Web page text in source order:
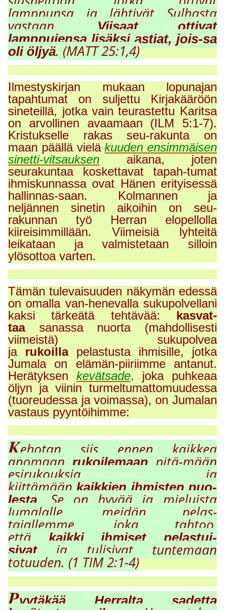
lamppunsa ja lähtivät Sulhasta
vastaan.
Viisaat ottivat
lamppujensa lisäksi astiat, jois-sa
oli öljyä. (MATT 25:1,4)
Ilmestyskirjan mukaan lopunajan
tapahtumat on suljettu Kirjakääröön
sineteillä, jotka vain teurastettu Karitsa
on arvollinen avaamaan (ILM 5:1-7).
Kristukselle rakas seu-rakunta on
maan päällä vieläkuuden ensimmäisen
sinetti-vitsauksen aikana, joten
seurakuntaa koskettavat tapah-tumat
ihmiskunnassa ovat Hänen erityisessä
hallinnas-saan. Kolmannen ja
neljännen sinetin aikoihin on seu-
rakunnan työ Herran elopellolla
kiireisimmillään. Viimeisiä lyhteitä
leikataan ja valmistetaan silloin
ylösottoa varten.
Tämän tulevaisuuden näkymän edessä
on omalla van-henevalla sukupolvellani
kaksi tärkeätä tehtävää: kasvat-
taasanassa nuorta (mahdollisesti
viimeistä) sukupolvea
ja rukoillapelastusta ihmisille, jotka
Jumala on elämän-piiriimme antanut.
Herätyksen
kevätsade, joka puhkeaa
öljyn ja viinin turmeltumattomuudessa
(tuoreudessa ja voimassa), on Jumalan
vastaus pyyntöihimme:
Kehotan siis ennen kaikkea
anomaan, rukoilemaan , pitä-mään
esirukouksia ja
kiittämään kaikkien ihmisten puo-
lesta. Se on hyvää ja mieluista
Jumalalle, meidän pelas-
tajallemme, joka tahtoo,
että
kaikki ihmiset pelastui-
sivatja tulisivat tuntemaan
totuuden. (1 TIM 2:1-4)
Pyytäkää Herralta sadetta